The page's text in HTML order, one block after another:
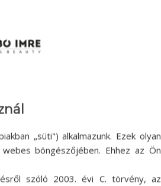
„süti") alkalmazunk. Ezek olyan
böngészőjében. Ehhez az Ön
szóló 2003. évi C. törvény, az